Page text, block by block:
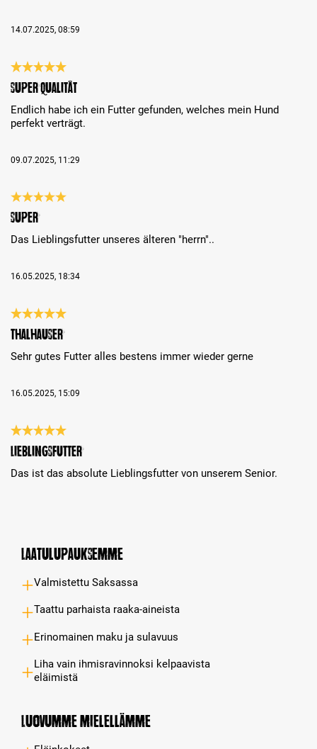
14.07.2025, 08:59
Review with rating of 5 out of 5 stars
Super Qualität
Endlich habe ich ein Futter gefunden, welches mein Hund
perfekt verträgt.
09.07.2025, 11:29
Review with rating of 5 out of 5 stars
Super
Das Lieblingsfutter unseres älteren "herrn"..
16.05.2025, 18:34
Review with rating of 5 out of 5 stars
Thalhauser
Sehr gutes Futter alles bestens immer wieder gerne
16.05.2025, 15:09
Review with rating of 5 out of 5 stars
Lieblingsfutter
Das ist das absolute Lieblingsfutter von unserem Senior.
Laatulupauksemme
Valmistettu Saksassa
Taattu parhaista raaka-aineista
Erinomainen maku ja sulavuus
Liha vain ihmisravinnoksi kelpaavista
eläimistä
Luovumme mielellämme